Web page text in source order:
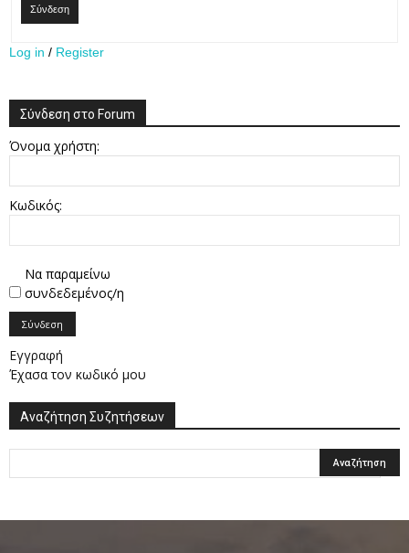
Σύνδεση
Log in / Register
Σύνδεση στο Forum
Όνομα χρήστη:
Κωδικός:
Να παραμείνω
συνδεδεμένος/η
Σύνδεση
Εγγραφή
Έχασα τον κωδικό μου
Αναζήτηση Συζητήσεων